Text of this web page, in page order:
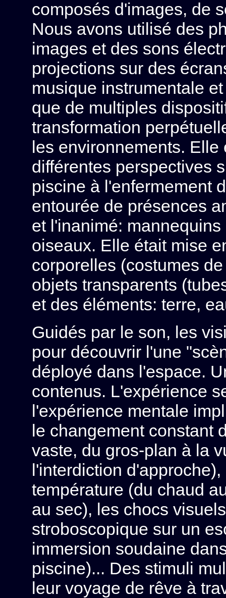
composés d'images, de
Nous avons utilisé des
images et des sons
projections sur des
musique instrumentale
que de multiples
transformation
les environnements.
différentes perspectives
piscine à l'enfermement
entourée de présences
et l'inanimé:
oiseaux. Elle était mise
corporelles (costumes
objets transparents
et des éléments: terre,
Guidés par le son, les
pour découvrir l'une
déployé dans l'espace.
contenus. L'expérience
l'expérience mentale
le changement constant
vaste, du gros-plan à la
l'interdiction
température (du chaud
au sec), les chocs
stroboscopique sur un
immersion soudaine
piscine)... Des stimuli
leur voyage de rêve à